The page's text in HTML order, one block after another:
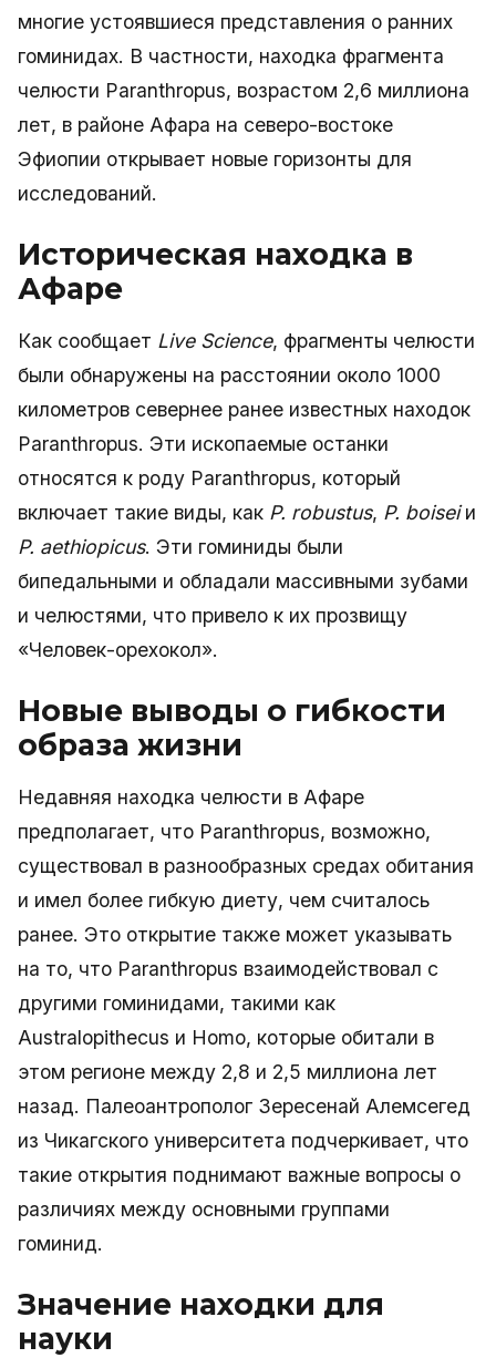
многие устоявшиеся представления о ранних
гоминидах. В частности, находка фрагмента
челюсти Paranthropus, возрастом 2,6 миллиона
лет, в районе Афара на северо-востоке
Эфиопии открывает новые горизонты для
исследований.
Историческая находка в
Афаре
Как сообщает Live Science, фрагменты челюсти
были обнаружены на расстоянии около 1000
километров севернее ранее известных находок
Paranthropus. Эти ископаемые останки
относятся к роду Paranthropus, который
включает такие виды, как P. robustus, P. boiseiи
P. aethiopicus. Эти гоминиды были
бипедальными и обладали массивными зубами
и челюстями, что привело к их прозвищу
«Человек-орехокол».
Новые выводы о гибкости
образа жизни
Недавняя находка челюсти в Афаре
предполагает, что Paranthropus, возможно,
существовал в разнообразных средах обитания
и имел более гибкую диету, чем считалось
ранее. Это открытие также может указывать
на то, что Paranthropus взаимодействовал с
другими гоминидами, такими как
Australopithecus и Homo, которые обитали в
этом регионе между 2,8 и 2,5 миллиона лет
назад. Палеоантрополог Зересенай Алемсегед
из Чикагского университета подчеркивает, что
такие открытия поднимают важные вопросы о
различиях между основными группами
гоминид.
Значение находки для
науки